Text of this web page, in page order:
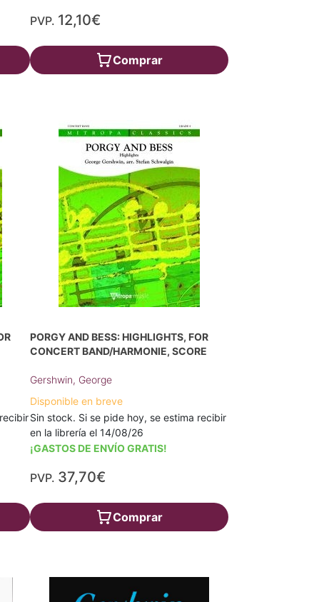
PVP. 12,10€
Comprar
PORGY AND BESS: HIGHLIGHTS, FOR
CONCERT BAND/HARMONIE, SCORE
Gershwin, George
Disponible en breve
Sin stock. Si se pide hoy, se estima recibir
en la librería el 14/08/26
¡GASTOS DE ENVÍO GRATIS!
PVP. 37,70€
Comprar